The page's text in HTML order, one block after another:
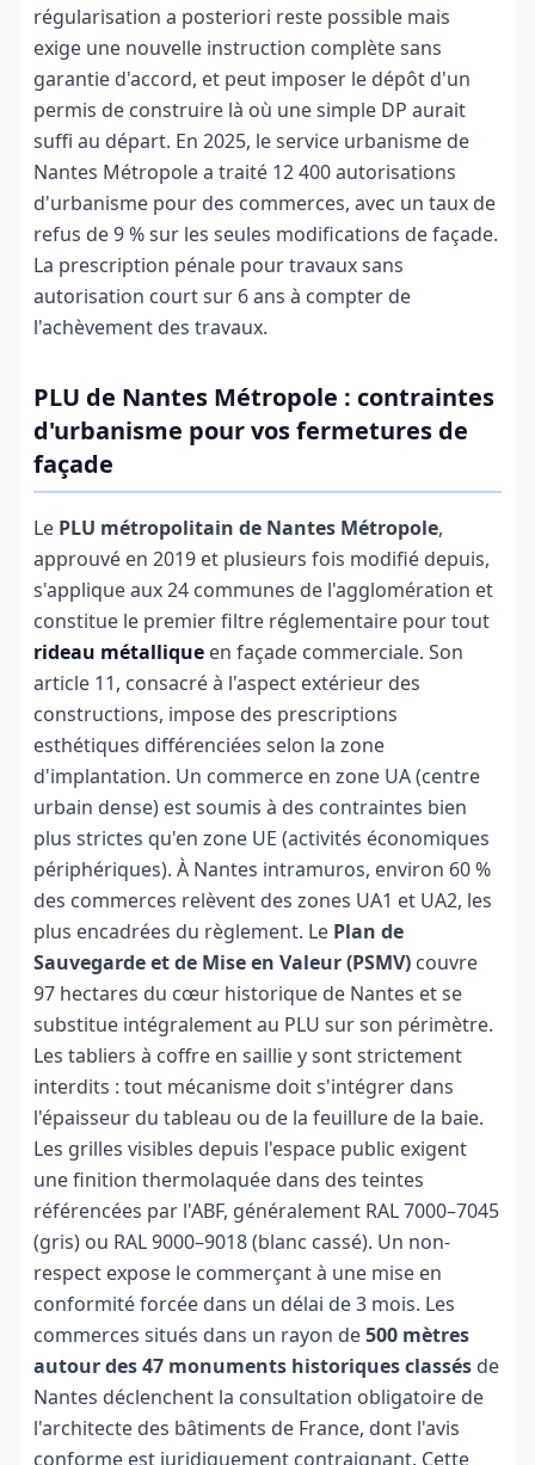
régularisation a posteriori reste possible mais
exige une nouvelle instruction complète sans
garantie d'accord, et peut imposer le dépôt d'un
permis de construire là où une simple DP aurait
suffi au départ. En 2025, le service urbanisme de
Nantes Métropole a traité 12 400 autorisations
d'urbanisme pour des commerces, avec un taux de
refus de 9 % sur les seules modifications de façade.
La prescription pénale pour travaux sans
autorisation court sur 6 ans à compter de
l'achèvement des travaux.
PLU de Nantes Métropole : contraintes
d'urbanisme pour vos fermetures de
façade
Le PLU métropolitain de Nantes Métropole,
approuvé en 2019 et plusieurs fois modifié depuis,
s'applique aux 24 communes de l'agglomération et
constitue le premier filtre réglementaire pour tout
rideau métallique en façade commerciale. Son
article 11, consacré à l'aspect extérieur des
constructions, impose des prescriptions
esthétiques différenciées selon la zone
d'implantation. Un commerce en zone UA (centre
urbain dense) est soumis à des contraintes bien
plus strictes qu'en zone UE (activités économiques
périphériques). À Nantes intramuros, environ 60 %
des commerces relèvent des zones UA1 et UA2, les
plus encadrées du règlement. Le Plan de
Sauvegarde et de Mise en Valeur (PSMV) couvre
97 hectares du cœur historique de Nantes et se
substitue intégralement au PLU sur son périmètre.
Les tabliers à coffre en saillie y sont strictement
interdits : tout mécanisme doit s'intégrer dans
l'épaisseur du tableau ou de la feuillure de la baie.
Les grilles visibles depuis l'espace public exigent
une finition thermolaquée dans des teintes
référencées par l'ABF, généralement RAL 7000–7045
(gris) ou RAL 9000–9018 (blanc cassé). Un non-
respect expose le commerçant à une mise en
conformité forcée dans un délai de 3 mois. Les
commerces situés dans un rayon de500 mètres
autour des 47 monuments historiques classés de
Nantes déclenchent la consultation obligatoire de
l'architecte des bâtiments de France, dont l'avis
conforme est juridiquement contraignant. Cette